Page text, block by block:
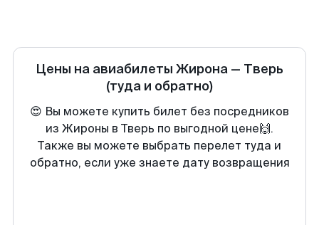
Цены на авиабилеты Жирона — Тверь
(туда и обратно)
😍 Вы можете купить билет без посредников
из Жироны в Тверь по выгодной цене🙌.
Также вы можете выбрать перелет туда и
обратно, если уже знаете дату возвращения